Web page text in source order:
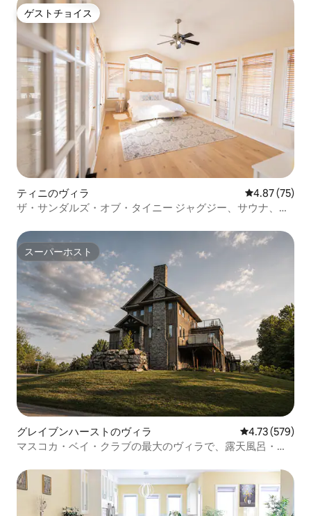
ゲストチョイス
ゲストチョイス
ティニのヴィラ レビュー75
4.87 (75)
ザ・サンダルズ・オブ・タイニー ジャグジー、サウナ、白
スーパーホスト
スーパーホスト
グレイブンハーストのヴィラ レビュー579
4.73 (579)
マスコカ・ベイ・クラブの最大のヴィラで、露天風呂・ジ